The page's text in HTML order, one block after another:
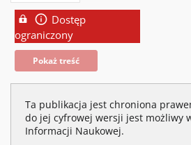
Dostęp
ograniczony
Pokaż treść
Ta publikacja jest chroniona
do jej cyfrowej wersji jest możliwy
Informacji Naukowej.